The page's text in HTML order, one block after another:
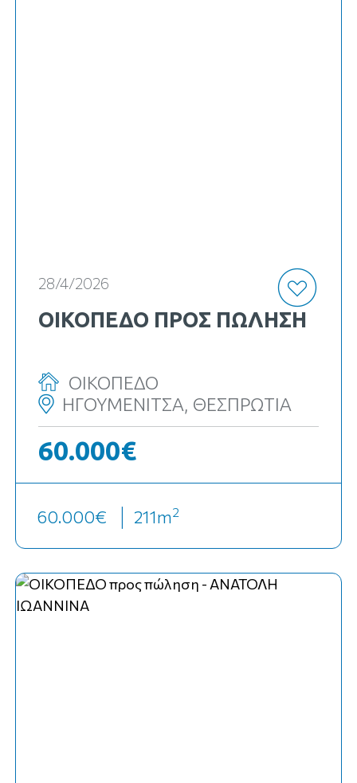
28/4/2026
ΟΙΚΟΠΕΔΟ ΠΡΟΣ ΠΏΛΗΣΗ
ΟΙΚΟΠΕΔΟ
ΗΓΟΥΜΕΝΙΤΣΑ, ΘΕΣΠΡΩΤΙΑ
60.000€
60.000€ 211m2